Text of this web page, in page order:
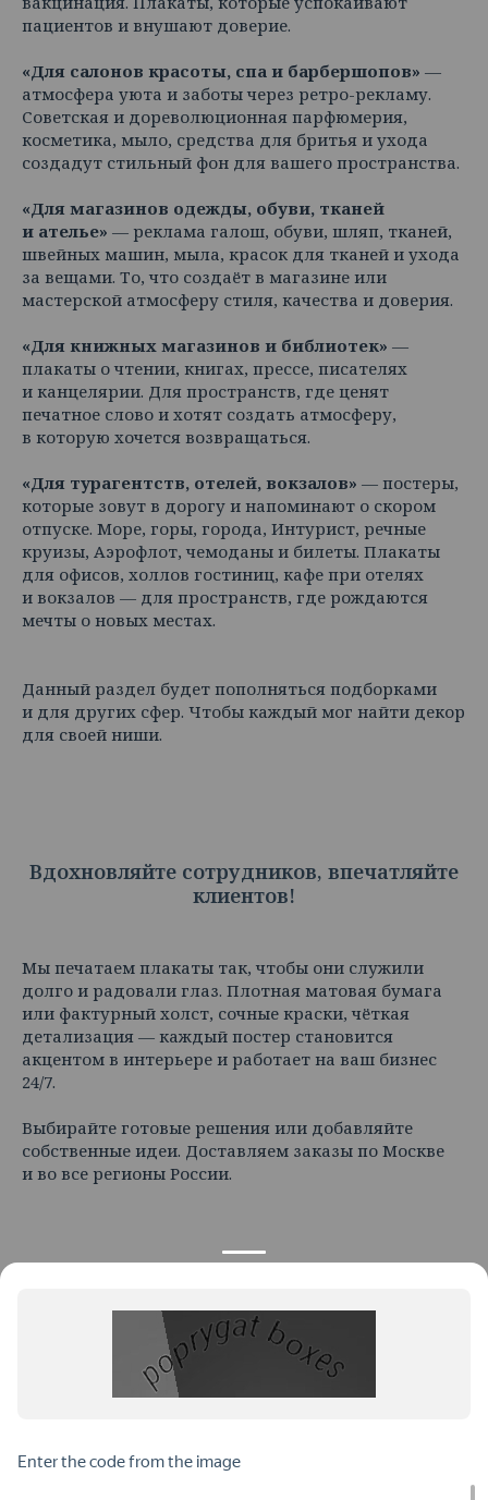
пациентов и внушают доверие.
«Для салонов красоты, спа и барбершопов» —
атмосфера уюта и заботы через ретро-рекламу.
Советская и дореволюционная парфюмерия,
косметика, мыло, средства для бритья и ухода
создадут стильный фон для вашего пространства.
«Для магазинов одежды, обуви, тканей
и ателье» — реклама галош, обуви, шляп, тканей,
швейных машин, мыла, красок для тканей и ухода
за вещами. То, что создаёт в магазине или
мастерской атмосферу стиля, качества и доверия.
«Для книжных магазинов и библиотек» —
плакаты о чтении, книгах, прессе, писателях
и канцелярии. Для пространств, где ценят
печатное слово и хотят создать атмосферу,
в которую хочется возвращаться.
«Для турагентств, отелей, вокзалов» — постеры,
которые зовут в дорогу и напоминают о скором
отпуске. Море, горы, города, Интурист, речные
круизы, Аэрофлот, чемоданы и билеты. Плакаты
для офисов, холлов гостиниц, кафе при отелях
и вокзалов — для пространств, где рождаются
мечты о новых местах.
Данный раздел будет пополняться подборками
и для других сфер. Чтобы каждый мог найти декор
для своей ниши.
Вдохновляйте сотрудников, впечатляйте
клиентов!
Мы печатаем плакаты так, чтобы они служили
долго и радовали глаз. Плотная матовая бумага
или фактурный холст, сочные краски, чёткая
детализация — каждый постер становится
акцентом в интерьере и работает на ваш бизнес
24/7.
Выбирайте готовые решения или добавляйте
собственные идеи. Доставляем заказы по Москве
и во все регионы России.
ПРОДУКЦИЯ